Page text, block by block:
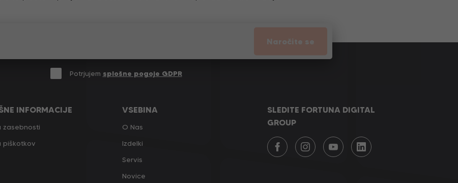
Naročite se
Potrjujem splošne pogoje GDPR
INFORMACIJE
zasebnosti
piškotkov
VSEBINA
O Nas
Izdelki
Servis
Novice
SLEDITE FORTUNA DIGITAL
GROUP